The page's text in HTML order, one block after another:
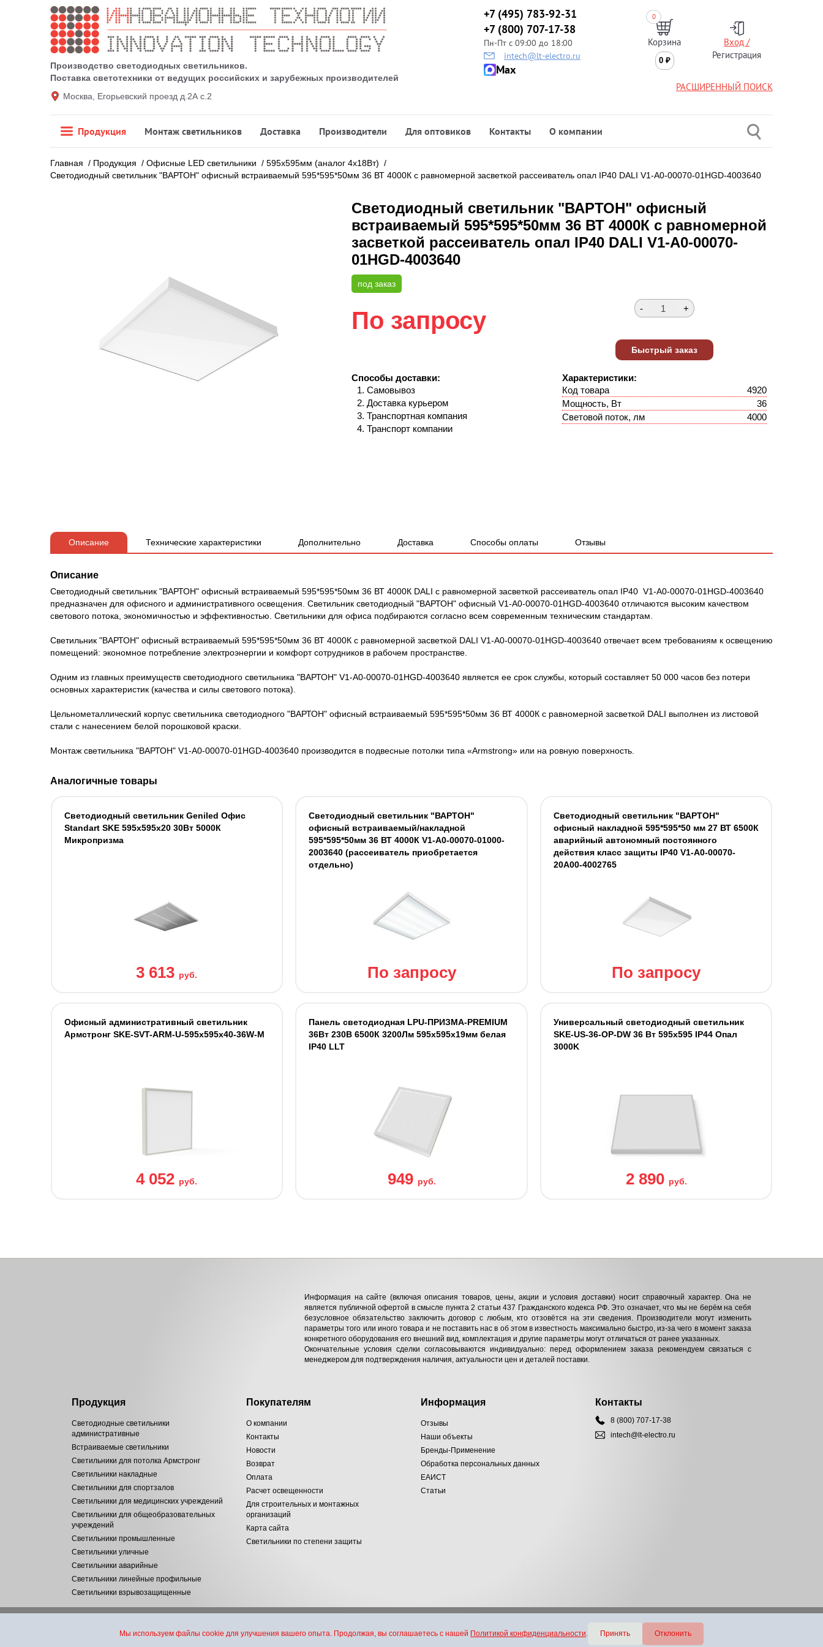
Производство светодиодных светильников.
Поставка светотехники от ведущих российских и зарубежных производителей
Москва, Егорьевский проезд д.2А с.2
+7 (495) 783-92-31
+7 (800) 707-17-38
Пн-Пт с 09:00 до 18:00
intech@lt-electro.ru
Max
0
Корзина
0 ₽
Вход /
Регистрация
РАСШИРЕННЫЙ ПОИСК
Продукция Монтаж светильников Доставка Производители Для оптовиков Контакты О компании
Главная / Продукция / Офисные LED светильники / 595х595мм (аналог 4х18Вт) /
Светодиодный светильник "ВАРТОН" офисный встраиваемый 595*595*50мм 36 ВТ 4000К с равномерной засветкой рассеиватель опал IP40 DALI V1-A0-00070-01HGD-4003640
Светодиодный светильник "ВАРТОН" офисный
встраиваемый 595*595*50мм 36 ВТ 4000К с равномерной
засветкой рассеиватель опал IP40 DALI V1-A0-00070-
01HGD-4003640
под заказ
По запросу
Способы доставки:
Самовывоз
Доставка курьером
Транспортная компания
Транспорт компании
Характеристики:
Код товара
4920
Мощность, Вт
36
Световой поток, лм
4000
Описание Технические характеристики Дополнительно Доставка Способы оплаты Отзывы
Описание
Светодиодный светильник "ВАРТОН" офисный встраиваемый 595*595*50мм 36 ВТ 4000К DALI с равномерной засветкой рассеиватель опал IP40 V1-A0-00070-01HGD-4003640
предназначен для офисного и административного освещения. Светильник светодиодный "ВАРТОН" офисный V1-A0-00070-01HGD-4003640 отличаются высоким качеством
светового потока, экономичностью и эффективностью. Светильники для офиса подбираются согласно всем современным техническим стандартам.
Светильник "ВАРТОН" офисный встраиваемый 595*595*50мм 36 ВТ 4000К с равномерной засветкой DALI V1-A0-00070-01HGD-4003640 отвечает всем требованиям к освещению
помещений: экономное потребление электроэнергии и комфорт сотрудников в рабочем пространстве.
Одним из главных преимуществ светодиодного светильника "ВАРТОН" V1-A0-00070-01HGD-4003640 является ее срок службы, который составляет 50 000 часов без потери
основных характеристик (качества и силы светового потока).
Цельнометаллический корпус светильника светодиодного "ВАРТОН" офисный встраиваемый 595*595*50мм 36 ВТ 4000К с равномерной засветкой DALI выполнен из листовой
стали с нанесением белой порошковой краски.
Монтаж светильника "ВАРТОН" V1-A0-00070-01HGD-4003640 производится в подвесные потолки типа «Armstrong» или на ровную поверхность.
Аналогичные товары
Светодиодный светильник Geniled Офис
Standart SKE 595х595х20 30Вт 5000К
Микропризма
3 613 руб.
Светодиодный светильник "ВАРТОН"
офисный встраиваемый/накладной
595*595*50мм 36 ВТ 4000К V1-A0-00070-01000-
2003640 (рассеиватель приобретается
отдельно)
По запросу
Светодиодный светильник "ВАРТОН"
офисный накладной 595*595*50 мм 27 ВТ 6500К
аварийный автономный постоянного
действия класс защиты IP40 V1-A0-00070-
20A00-4002765
По запросу
Офисный административный светильник
Армстронг SKE-SVT-ARM-U-595x595x40-36W-M
4 052 руб.
Панель светодиодная LPU-ПРИЗМА-PREMIUM
36Вт 230В 6500К 3200Лм 595х595х19мм белая
IP40 LLT
949 руб.
Универсальный светодиодный светильник
SKE-US-36-OP-DW 36 Вт 595x595 IP44 Опал
3000K
2 890 руб.
Информация на сайте (включая описания товаров, цены, акции и условия доставки) носит справочный характер. Она не
является публичной офертой в смысле пункта 2 статьи 437 Гражданского кодекса РФ. Это означает, что мы не берём на себя
безусловное обязательство заключить договор с любым, кто отзовётся на эти сведения. Производители могут изменить
параметры того или иного товара и не поставить нас в об этом в известность максимально быстро, из-за чего в момент заказа
конкретного оборудования его внешний вид, комплектация и другие параметры могут отличаться от ранее указанных.
Окончательные условия сделки согласовываются индивидуально: перед оформлением заказа рекомендуем связаться с
менеджером для подтверждения наличия, актуальности цен и деталей поставки.
Продукция
Светодиодные светильники
административные
Встраиваемые светильники
Светильники для потолка Армстронг
Светильники накладные
Светильники для спортзалов
Светильники для медицинских учреждений
Светильники для общеобразовательных
учреждений
Светильники промышленные
Светильники уличные
Светильники аварийные
Светильники линейные профильные
Светильники взрывозащищенные
Покупателям
О компании
Контакты
Новости
Возврат
Оплата
Расчет освещенности
Для строительных и монтажных
организаций
Карта сайта
Светильники по степени защиты
Информация
Отзывы
Наши объекты
Бренды-Применение
Обработка персональных данных
ЕАИСТ
Статьи
Контакты
8 (800) 707-17-38
intech@lt-electro.ru
Мы используем файлы cookie для улучшения вашего опыта. Продолжая, вы соглашаетесь с нашей Политикой конфиденциальности. Принять Отклонить